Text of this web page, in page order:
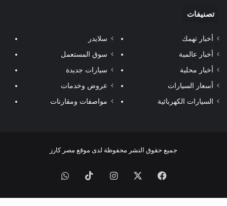
تصنيفات
أخبار تهمك
أخبار عالمية
أخبار محلية
أسعار السيارات
السيارات الكهربائية
سلايدر
سوق المستعمل
سيارات جديدة
عروض وخدمات
مواصفات ومقارنات
جميع حقوق النشر محفوظة لدى موقع مصر كارز
فيسبوك انستقرام‫TikTokواتساب